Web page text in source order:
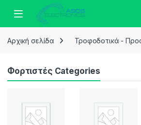
Skip to navigation
Skip to content
Αρχική σελίδα Τροφοδοτικά -
Φορτιστές Categories